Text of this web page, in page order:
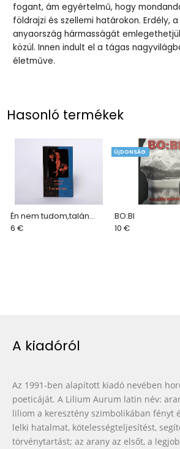
fogant, ám egyértelmű, hogy
földrajzi és szellemi határokon. Erdély,
anyaország hármasságát
közül. Innen indult el a tágas
életműve.
Hasonló termékek
Én nem tudom,talán...
6 €
BO:BI
ÚjDONSÁG
10 €
A kiadóról
Az 1991-ben alapított kiadó nevében
poeticáját. A Lilium Aurum latin név:
liliom a keresztény szimbolikában fényt
lelki hatalmat, kötelességteljesítést,
törvénytartást; az arany az elsőt, a